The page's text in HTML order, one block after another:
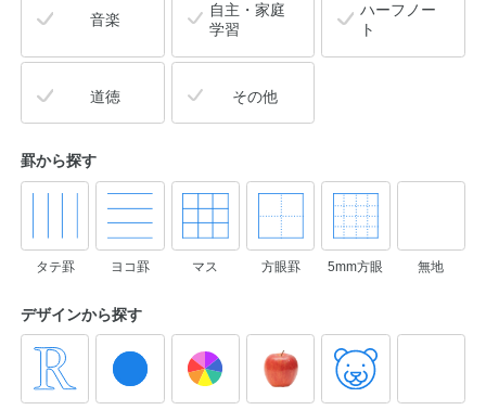
音楽
自主・家庭
学習
ハーフノー
ト
道徳 その他
罫から探す
タテ罫 ヨコ罫 マス 方眼罫 5mm方眼 無地
デザインから探す